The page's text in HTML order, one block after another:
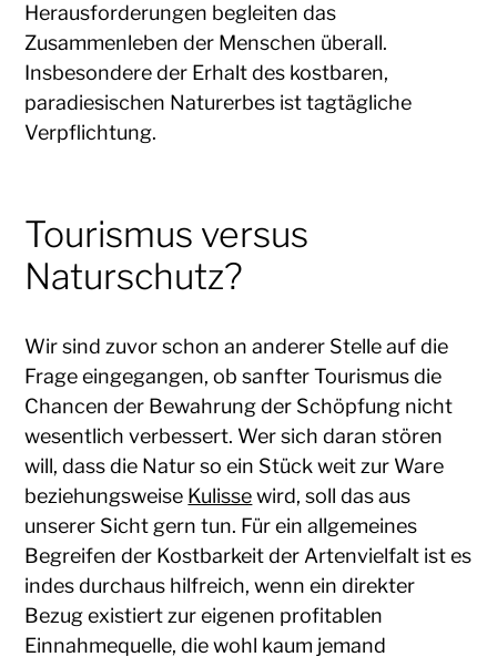
Herausforderungen begleiten das
Zusammenleben der Menschen überall.
Insbesondere der Erhalt des kostbaren,
paradiesischen Naturerbes ist tagtägliche
Verpflichtung.
Tourismus versus
Naturschutz?
Wir sind zuvor schon an anderer Stelle auf die
Frage eingegangen, ob sanfter Tourismus die
Chancen der Bewahrung der Schöpfung nicht
wesentlich verbessert. Wer sich daran stören
will, dass die Natur so ein Stück weit zur Ware
beziehungsweise Kulissewird, soll das aus
unserer Sicht gern tun. Für ein allgemeines
Begreifen der Kostbarkeit der Artenvielfalt ist es
indes durchaus hilfreich, wenn ein direkter
Bezug existiert zur eigenen profitablen
Einnahmequelle, die wohl kaum jemand